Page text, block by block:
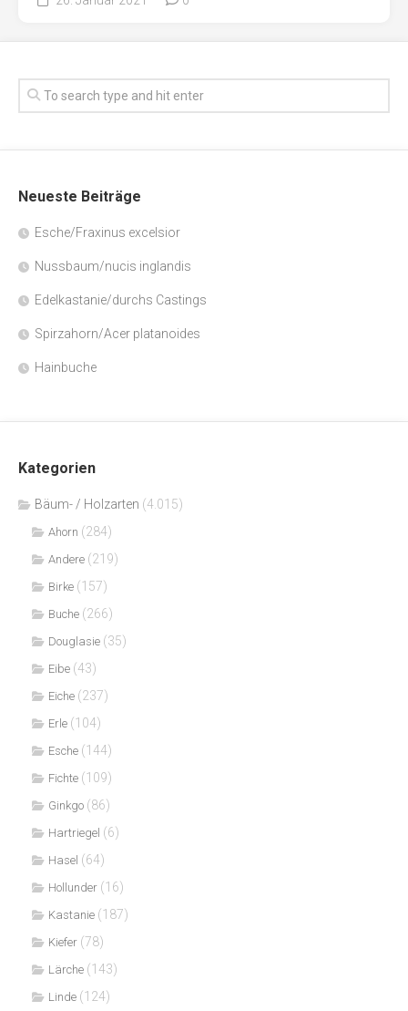
Neueste Beiträge
Esche/Fraxinus excelsior
Nussbaum/nucis inglandis
Edelkastanie/durchs Castings
Spirzahorn/Acer platanoides
Hainbuche
Kategorien
Bäum- / Holzarten (4.015)
Ahorn (284)
Andere (219)
Birke (157)
Buche (266)
Douglasie (35)
Eibe (43)
Eiche (237)
Erle (104)
Esche (144)
Fichte (109)
Ginkgo (86)
Hartriegel (6)
Hasel (64)
Hollunder (16)
Kastanie (187)
Kiefer (78)
Lärche (143)
Linde (124)